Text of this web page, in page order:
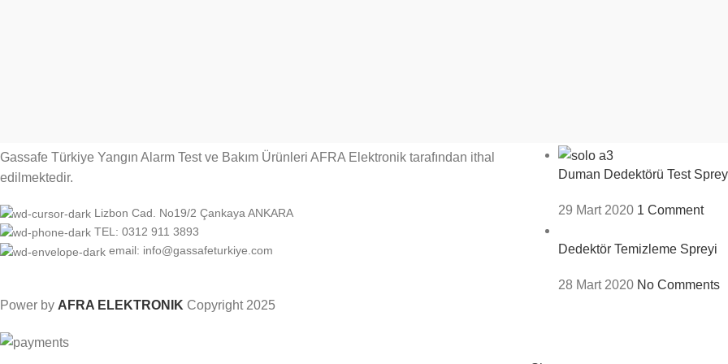
Gassafe Türkiye Yangın Alarm Test ve Bakım Ürünleri AFRA Elektronik tarafından ithal
edilmektedir.
Lizbon Cad. No19/2 Çankaya ANKARA
TEL: 0312 911 3893
email: info@gassafeturkiye.com
Duman Dedektörü Test
29 Mart 2020 1 Comment
Dedektör Temizleme Spreyi
28 Mart 2020 No Comments
Power by AFRA ELEKTRONIK Copyright2025